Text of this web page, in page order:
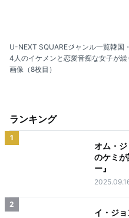
U-NEXT SQUAREジャンル一覧韓国
画像（8枚目）
ランキング
1
オム・
のケミ
ー』
2
イ・ジ